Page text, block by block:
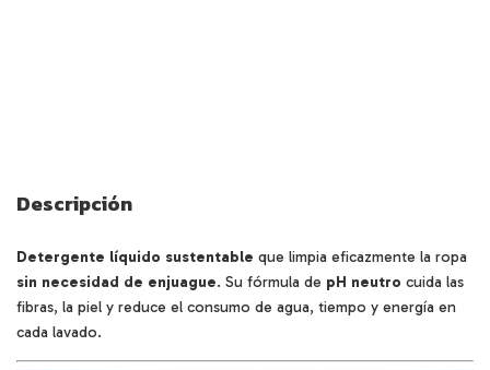
Descripción
Detergente líquido sustentable que limpia eficazmente la ropa
sin necesidad de enjuague. Su fórmula de pH neutro cuida las
fibras, la piel y reduce el consumo de agua, tiempo y energía en
cada lavado.